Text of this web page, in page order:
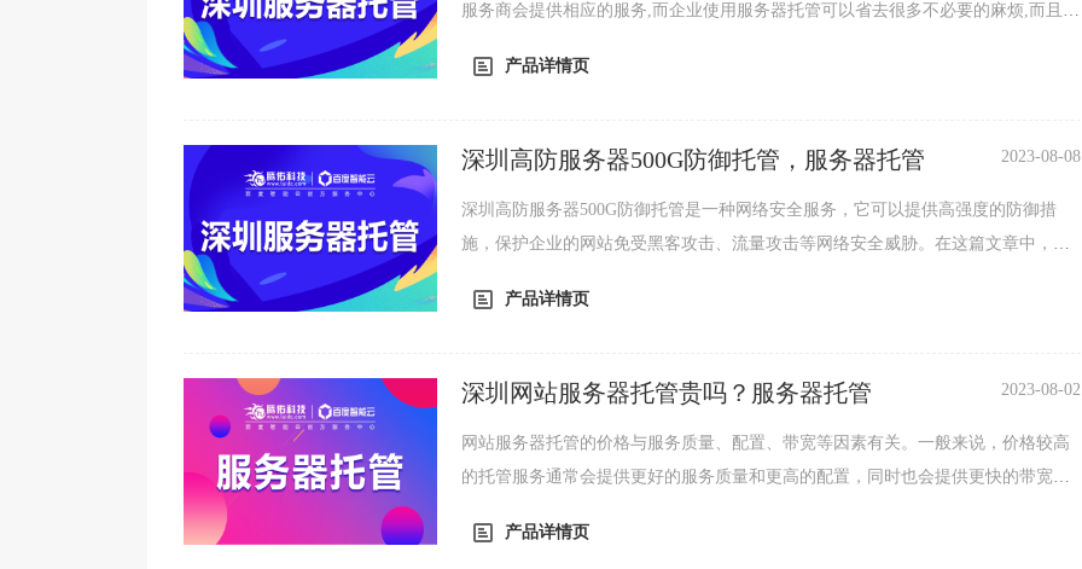
服务商会提供相应的服务,而企业使用服务器托管可以省去很多不必要的麻烦,而且企
谈深圳双线多线路机房服务器费用及配置费用。深圳双线服务器托管费用，机房服
租用、带宽租...
产品详情页
深圳高防服务器500G防御托管，服务器托管 2023-08-08
深圳高防服务器500G防御托管是一种网络安全服务，它可以提供高强度的防御措
施，保护企业的网站免受黑客攻击、流量攻击等网络安全威胁。在这篇文章中，我
防服务器的基本概念。高防服务器是一种专业的服务器，它可以提供高强度的防御
性等特点，可以满足企业对于网络安全...
产品详情页
深圳网站服务器托管贵吗？服务器托管 2023-08-02
网站服务器托管的价格与服务质量、配置、带宽等因素有关。一般来说，价格较高
的托管服务通常会提供更好的服务质量和更高的配置，同时也会提供更快的带宽，
多托管服务提供商都在不断地降低价格，以吸引更多的客户。因此，价格并不是绝
产品详情页